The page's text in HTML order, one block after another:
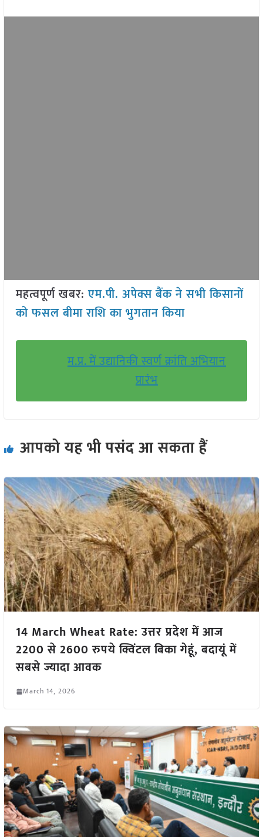
महत्वपूर्ण खबर:एम.पी. अपेक्स बैंक ने सभी किसानों
को फसल बीमा राशि का भुगतान किया
म.प्र. में उद्यानिकी स्वर्ण क्रांति अभियान
प्रारंभ
आपको यह भी पसंद आ सकता हैं
14 March Wheat Rate: उत्तर प्रदेश में आज
2200 से 2600 रुपये क्विंटल बिका गेहूं, बदायूं में
सबसे ज्यादा आवक
March 14, 2026